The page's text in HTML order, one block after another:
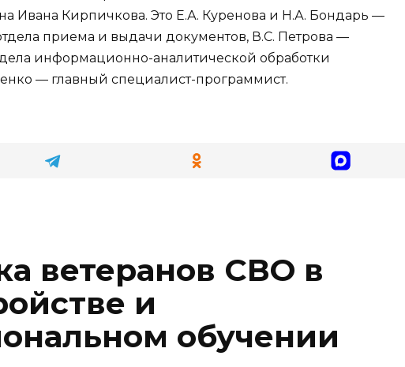
Ивана Кирпичкова. Это Е.А. Куренова и Н.А. Бондарь —
приема и выдачи документов, В.С. Петрова —
информационно-аналитической обработки
— главный специалист-программист.
ветеранов СВО в
и
обучении